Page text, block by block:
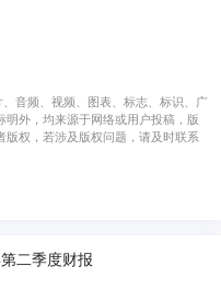
音频、视频、图表、标志、标识、广
外，均来源于网络或用户投稿，版
权，若涉及版权问题，请及时联系
二季度财报